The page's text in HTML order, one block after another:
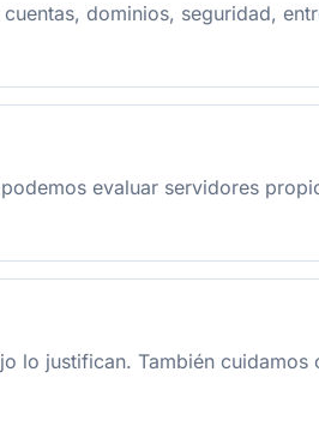
dominios, seguridad,
evaluar servidores
lo justifican. También cuidamos